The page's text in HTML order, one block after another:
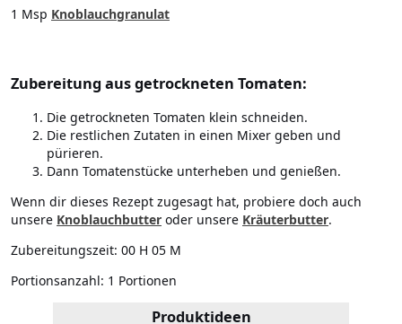
1 Msp Knoblauchgranulat
Zubereitung aus getrockneten Tomaten:
Die getrockneten Tomaten klein schneiden.
Die restlichen Zutaten in einen Mixer geben und
pürieren.
Dann Tomatenstücke unterheben und genießen.
Wenn dir dieses Rezept zugesagt hat, probiere doch auch
unsere Knoblauchbutter oder unsere Kräuterbutter.
Zubereitungszeit: 00 H 05 M
Portionsanzahl: 1 Portionen
Produktideen